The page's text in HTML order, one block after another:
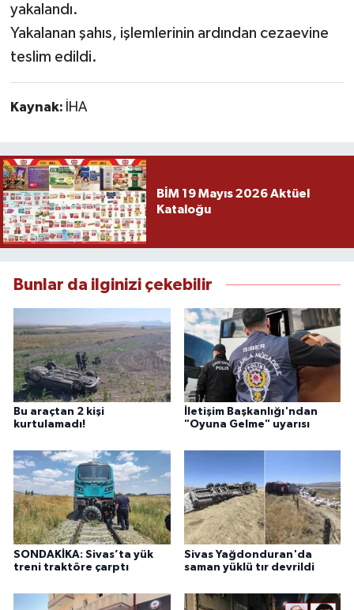
yakalandı.
Yakalanan şahıs, işlemlerinin ardından cezaevine
teslim edildi.
Kaynak: İHA
BİM 19 Mayıs 2026 Aktüel
Kataloğu
Bunlar da ilginizi çekebilir
Bu araçtan 2 kişi
kurtulamadı!
İletişim Başkanlığı'ndan
"Oyuna Gelme" uyarısı
SONDAKİKA: Sivas’ta yük
treni traktöre çarptı
Sivas Yağdonduran'da
saman yüklü tır devrildi